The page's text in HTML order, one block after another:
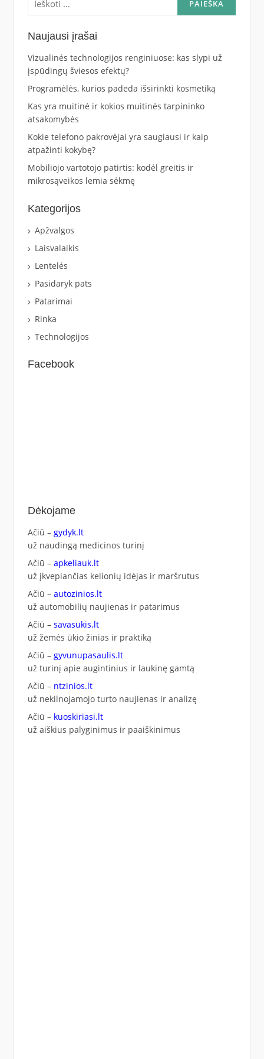
Naujausi įrašai
Vizualinės technologijos renginiuose: kas slypi už
įspūdingų šviesos efektų?
Programėlės, kurios padeda išsirinkti kosmetiką
Kas yra muitinė ir kokios muitinės tarpininko
atsakomybės
Kokie telefono pakrovėjai yra saugiausi ir kaip
atpažinti kokybę?
Mobiliojo vartotojo patirtis: kodėl greitis ir
mikrosąveikos lemia sėkmę
Kategorijos
Apžvalgos
Laisvalaikis
Lentelės
Pasidaryk pats
Patarimai
Rinka
Technologijos
Facebook
Dėkojame
Ačiū – gydyk.lt
už naudingą medicinos turinį
Ačiū – apkeliauk.lt
už įkvepiančias kelionių idėjas ir maršrutus
Ačiū – autozinios.lt
už automobilių naujienas ir patarimus
Ačiū – savasukis.lt
už žemės ūkio žinias ir praktiką
Ačiū – gyvunupasaulis.lt
už turinį apie augintinius ir laukinę gamtą
Ačiū – ntzinios.lt
už nekilnojamojo turto naujienas ir analizę
Ačiū – kuoskiriasi.lt
už aiškius palyginimus ir paaiškinimus